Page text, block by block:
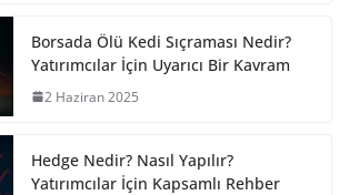
Borsada Ölü Kedi Sıçraması Nedir?
Yatırımcılar İçin Uyarıcı Bir Kavram
2 Haziran 2025
Hedge Nedir? Nasıl Yapılır?
Yatırımcılar İçin Kapsamlı Rehber